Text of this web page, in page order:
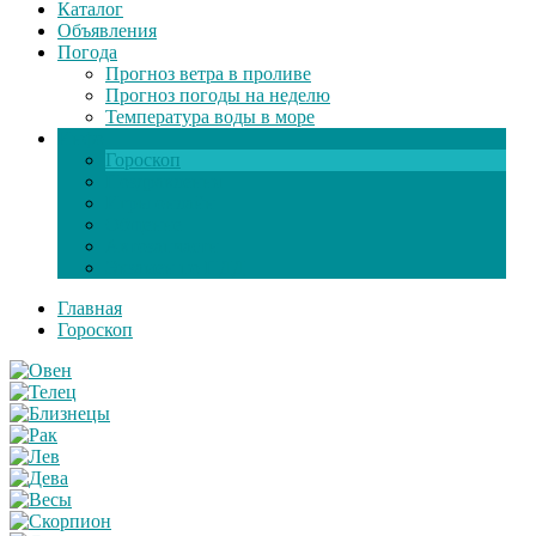
Каталог
Объявления
Погода
Прогноз ветра в проливе
Прогноз погоды на неделю
Температура воды в море
Гороскоп
Главная
Гороскоп